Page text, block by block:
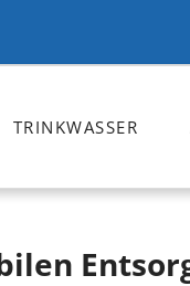
TRINKWASSER